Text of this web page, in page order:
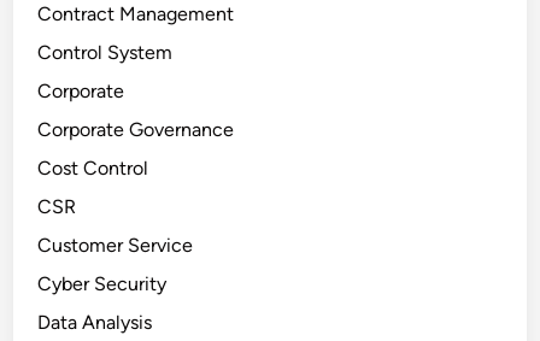
Contract Management
Control System
Corporate
Corporate Governance
Cost Control
CSR
Customer Service
Cyber Security
Data Analysis